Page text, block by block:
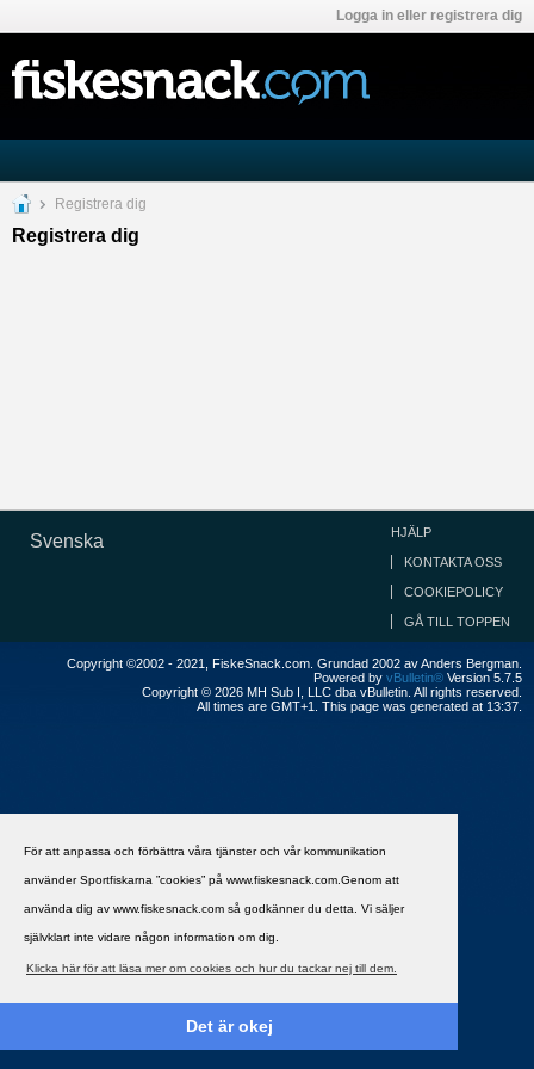
För att anpassa och förbättra våra tjänster och vår kommunikation
använder Sportfiskarna ”cookies” på www.fiskesnack.com.Genom att
använda dig av www.fiskesnack.com så godkänner du detta. Vi säljer
självklart inte vidare någon information om dig.
Klicka här för att läsa mer om cookies och hur du tackar nej till dem.
Det är okej
Logga in eller registrera dig
Registrera dig
Registrera dig
Svenska HJÄLP
KONTAKTA OSS
COOKIEPOLICY
GÅ TILL TOPPEN
Copyright ©2002 - 2021, FiskeSnack.com. Grundad 2002 av Anders Bergman.
Powered by vBulletin® Version 5.7.5
Copyright © 2026 MH Sub I, LLC dba vBulletin. All rights reserved.
All times are GMT+1. This page was generated at 13:37.